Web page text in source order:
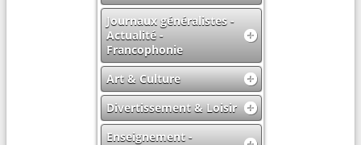
Journaux généralistes -
Actualité -
Francophonie
Art & Culture
Divertissement & Loisir
Enseignement -